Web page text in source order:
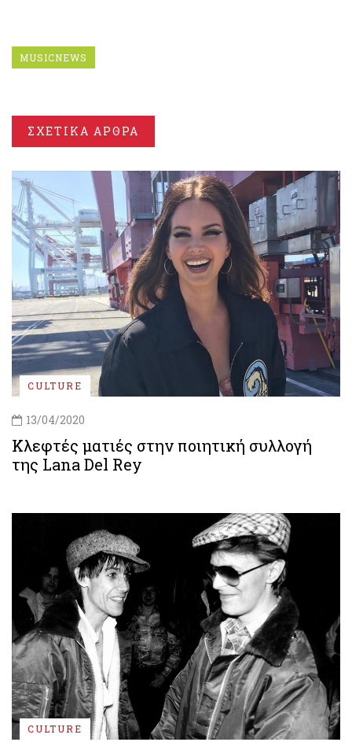
MUSICNEWS
ΣΧΕΤΙΚΑ ΑΡΘΡΑ
CULTURE
13/04/2020
Κλεφτές ματιές στην ποιητική συλλογή
της Lana Del Rey
CULTURE